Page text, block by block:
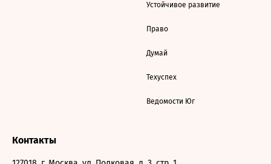
Устойчивое развитие
Право
Думай
Техуспех
Ведомости Юг
Контакты